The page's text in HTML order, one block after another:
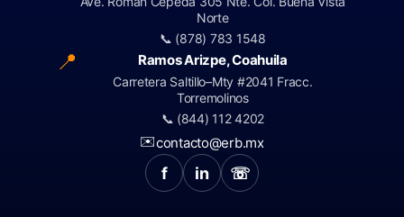
Norte
📞 (878) 783 1548
📍 Ramos Arizpe, Coahuila
Carretera Saltillo–Mty #2041 Fracc.
Torremolinos
📞 (844) 112 4202
✉️contacto@erb.mx
f in ☏